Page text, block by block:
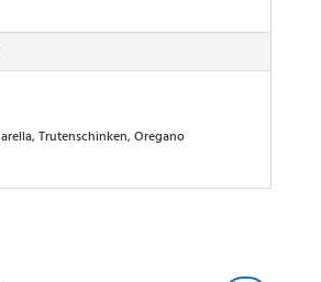
Trutenschinken, Oregano